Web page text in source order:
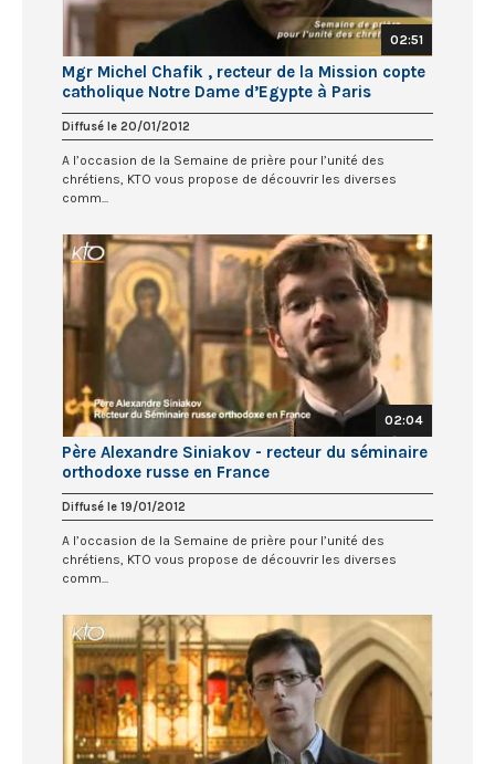
02:51
Mgr Michel Chafik , recteur de la Mission copte
catholique Notre Dame d’Egypte à Paris
Diffusé le 20/01/2012
A l’occasion de la Semaine de prière pour l’unité des
chrétiens, KTO vous propose de découvrir les diverses
comm...
02:04
Père Alexandre Siniakov - recteur du séminaire
orthodoxe russe en France
Diffusé le 19/01/2012
A l’occasion de la Semaine de prière pour l’unité des
chrétiens, KTO vous propose de découvrir les diverses
comm...